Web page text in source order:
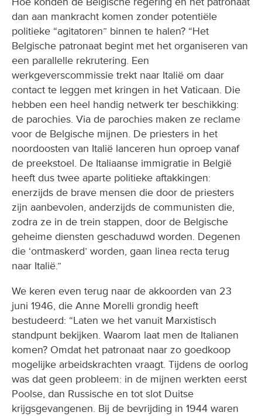
dan aan mankracht komen zonder potentiële
politieke “agitatoren” binnen te halen? “Het
Belgische patronaat begint met het organiseren van
een parallelle rekrutering. Een
werkgeverscommissie trekt naar Italië om daar
contact te leggen met kringen in het Vaticaan. Die
hebben een heel handig netwerk ter beschikking:
de parochies. Via de parochies maken ze reclame
voor de Belgische mijnen. De priesters in het
noordoosten van Italië lanceren hun oproep vanaf
de preekstoel. De Italiaanse immigratie in België
heeft dus twee aparte politieke aftakkingen:
enerzijds de brave mensen die door de priesters
zijn aanbevolen, anderzijds de communisten die,
zodra ze in de trein stappen, door de Belgische
geheime diensten geschaduwd worden. Degenen
die ‘ontmaskerd’ worden, gaan linea recta terug
naar Italië.”
We keren even terug naar de akkoorden van 23
juni 1946, die Anne Morelli grondig heeft
bestudeerd: “Laten we het vanuit Marxistisch
standpunt bekijken. Waarom laat men de Italianen
komen? Omdat het patronaat naar zo goedkoop
mogelijke arbeidskrachten vraagt. Tijdens de oorlog
was dat geen probleem: in de mijnen werkten eerst
Poolse, dan Russische en tot slot Duitse
krijgsgevangenen. Bij de bevrijding in 1944 waren